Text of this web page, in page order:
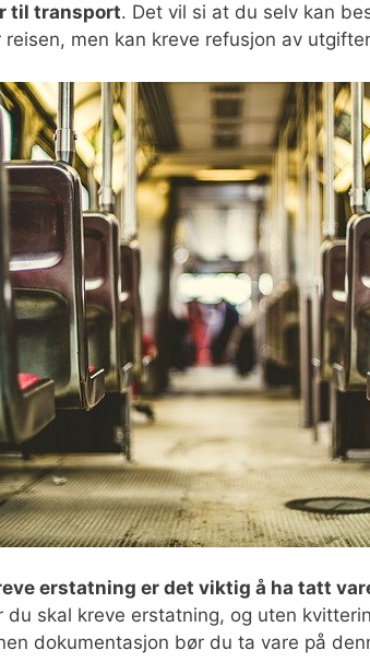
til transport. Det vil si at du selv kan
reisen, men kan kreve refusjon av
erstatning er det viktig å ha tatt
du skal kreve erstatning, og uten
dokumentasjon bør du ta vare på